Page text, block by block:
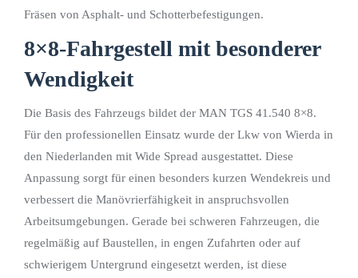
Fräsen von Asphalt- und Schotterbefestigungen.
8×8-Fahrgestell mit besonderer
Wendigkeit
Die Basis des Fahrzeugs bildet der MAN TGS 41.540 8×8.
Für den professionellen Einsatz wurde der Lkw von Wierda in
den Niederlanden mit Wide Spread ausgestattet. Diese
Anpassung sorgt für einen besonders kurzen Wendekreis und
verbessert die Manövrierfähigkeit in anspruchsvollen
Arbeitsumgebungen. Gerade bei schweren Fahrzeugen, die
regelmäßig auf Baustellen, in engen Zufahrten oder auf
schwierigem Untergrund eingesetzt werden, ist diese